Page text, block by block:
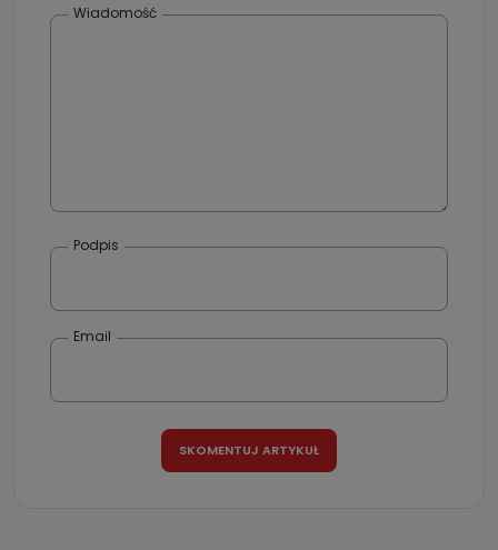
dane, które pochodzą bezpośrednio od Państwa (lub
e-mailowo pod adresem: poczta@tvproart.pl
Wiadomość
Podpis
Email